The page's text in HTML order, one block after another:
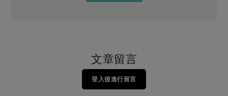
文章留言
登入後進行留言